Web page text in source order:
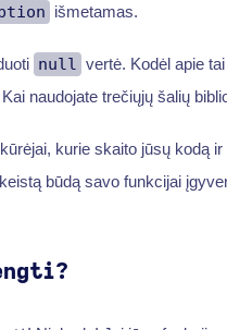
išmetamas.
null vertė. Kodėl apie
naudojate trečiųjų šalių
kurie skaito jūsų kodą
būdą savo funkcijai